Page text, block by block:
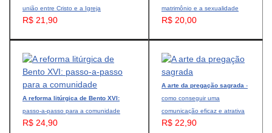
união entre Cristo e a Igreja
R$ 21,90
matrimônio e a sexualidade
R$ 20,00
A reforma litúrgica de Bento XVI:
passo-a-passo para a comunidade
R$ 24,90
A arte da pregação sagrada -
como conseguir uma
comunicação eficaz e atrativa
R$ 22,90